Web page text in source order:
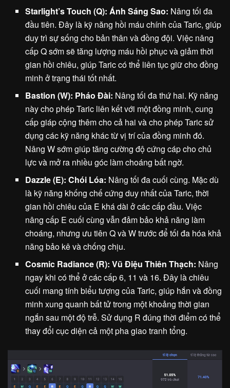
Starlight’s Touch (Q): Ánh Sáng Sao: Nâng tối đa
đầu tiên. Đây là kỹ năng hồi máu chính của Taric, giúp
duy trì sự sống cho bản thân và đồng đội. Việc nâng
cấp Q sớm sẽ tăng lượng máu hồi phục và giảm thời
gian hồi chiêu, giúp Taric có thể liên tục giữ cho đồng
minh ở trạng thái tốt nhất.
Bastion (W): Pháo Đài: Nâng tối đa thứ hai. Kỹ năng
này cho phép Taric liên kết với một đồng minh, cung
cấp giáp cộng thêm cho cả hai và cho phép Taric sử
dụng các kỹ năng khác từ vị trí của đồng minh đó.
Nâng W sớm giúp tăng cường độ cứng cáp cho chủ
lực và mở ra nhiều góc làm choáng bất ngờ.
Dazzle (E): Chói Lóa: Nâng tối đa cuối cùng. Mặc dù
là kỹ năng khống chế cứng duy nhất của Taric, thời
gian hồi chiêu của E khá dài ở các cấp đầu. Việc
nâng cấp E cuối cùng vẫn đảm bảo khả năng làm
choáng, nhưng ưu tiên Q và W trước để tối đa hóa khả
năng bảo kê và chống chịu.
Cosmic Radiance (R): Vũ Điệu Thiên Thạch: Nâng
ngay khi có thể ở các cấp 6, 11 và 16. Đây là chiêu
cuối mang tính biểu tượng của Taric, giúp hắn và đồng
minh xung quanh bất tử trong một khoảng thời gian
ngắn sau một độ trễ. Sử dụng R đúng thời điểm có thể
thay đổi cục diện cả một pha giao tranh tổng.